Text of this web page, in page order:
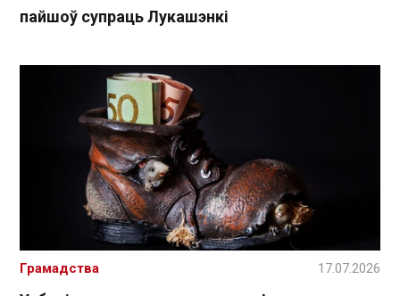
пайшоў супраць Лукашэнкі
Грамадства 17.07.2026